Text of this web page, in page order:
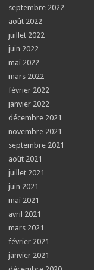
septembre 2022
août 2022
juillet 2022
juin 2022
mai 2022
mars 2022
février 2022
janvier 2022
décembre 2021
novembre 2021
septembre 2021
août 2021
juillet 2021
juin 2021
mai 2021
avril 2021
mars 2021
février 2021
janvier 2021